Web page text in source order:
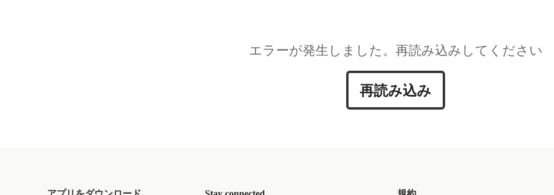
エラーが発生しました。再読み込みしてください
再読み込み